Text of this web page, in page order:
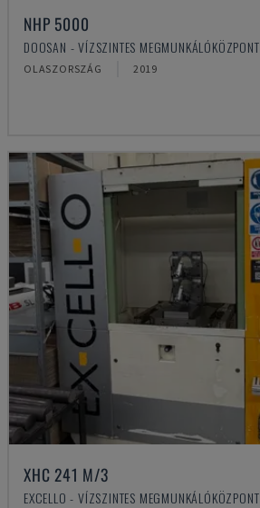
NHP 5000
DOOSAN - VÍZSZINTES MEGMUNKÁLÓKÖZPONT
OLASZORSZÁG 2019
XHC 241 M/3
EXCELLO - VÍZSZINTES MEGMUNKÁLÓKÖZPONT